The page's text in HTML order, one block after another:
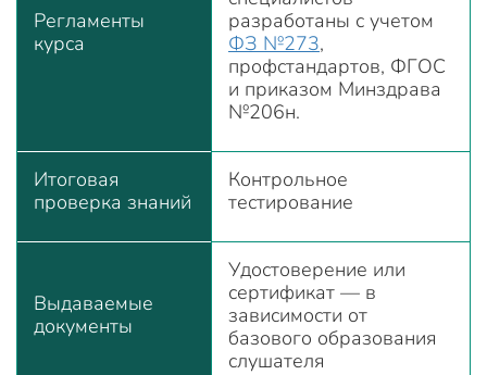
Регламенты
курса
разработаны с учетом
ФЗ №273,
профстандартов, ФГОС
и приказом Минздрава
№206н.
Итоговая
проверка знаний
Контрольное
тестирование
Выдаваемые
документы
Удостоверение или
сертификат — в
зависимости от
базового образования
слушателя